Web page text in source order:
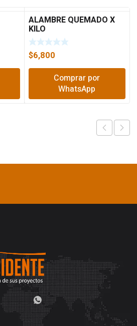
ALAMBRE QUEMADO X
KILO
$6,800
Comprar por
WhatsApp